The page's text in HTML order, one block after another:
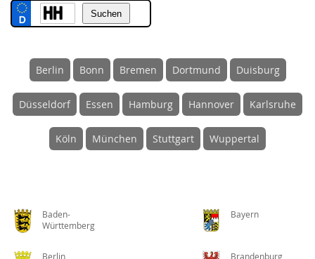
Berlin Bonn Bremen Dortmund Duisburg
Düsseldorf Essen Hamburg Hannover Karlsruhe
Köln München Stuttgart Wuppertal
Baden-
Württemberg
Bayern
Berlin Brandenburg